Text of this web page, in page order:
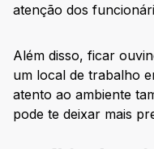
atenção dos
Além disso, ficar
um local de trabalho
atento ao ambiente
pode te deixar mais